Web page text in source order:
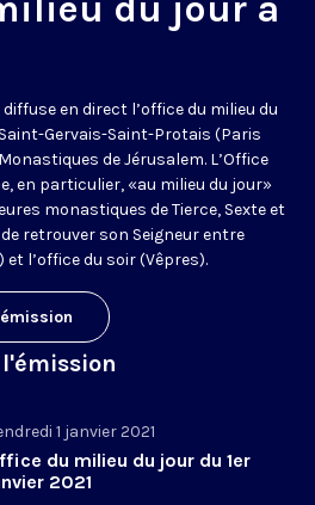
du jour à
en direct l’office du milieu du
Gervais-Saint-Protais (Paris
de Jérusalem. L’Office
en particulier, «au milieu du jour»
monastiques de Tierce, Sexte et
retrouver son Seigneur entre
l’office du soir (Vêpres).
1 janvier 2021
du milieu du jour du 1er
2021